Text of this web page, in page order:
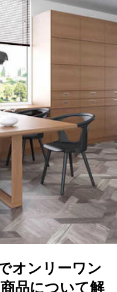
オンリーワン
品について解